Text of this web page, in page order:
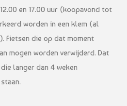
en 17.00 uur (koopavond tot
worden in een klem (al
Fietsen die op dat moment
mogen worden verwijderd. Dat
langer dan 4 weken